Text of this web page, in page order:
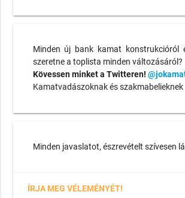
Minden új bank kamat konstrukcióról
szeretne a toplista minden változásáról?
Kövessen minket a Twitteren!
Kamatvadászoknak és szakmabelieknek
Minden javaslatot, észrevételt szívesen
ÍRJA MEG VÉLEMÉNYÉT!